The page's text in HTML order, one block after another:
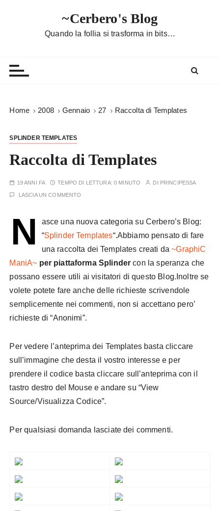
~Cerbero's Blog
Quando la follia si trasforma in bits…
Home 2008 Gennaio 27 Raccolta di Templates
SPLINDER TEMPLATES
Raccolta di Templates
19 ANNI FA TEMPO DI LETTURA: 0 MINUTO DI PRINCIPESSA
LASCIA UN COMMENTO
N
asce una nuova categoria su Cerbero’s Blog:
“Splinder Templates“.Abbiamo pensato di fare
una raccolta dei Templates creati da~GraphiC
ManiA~ per piattaforma Splinder con la speranza che
possano essere utili ai visitatori di questo Blog.Inoltre se
volete potete fare anche delle richieste scrivendole
semplicemente nei commenti, non si accettano pero’
richieste di “Anonimi”.
Per vedere l’anteprima dei Templates basta cliccare
sull’immagine che desta il vostro interesse e per
prendere il codice basta cliccare sull’anteprima con il
tastro destro del Mouse e andare su “View
Source/Visualizza Codice”.
Per qualsiasi domanda lasciate dei commenti.